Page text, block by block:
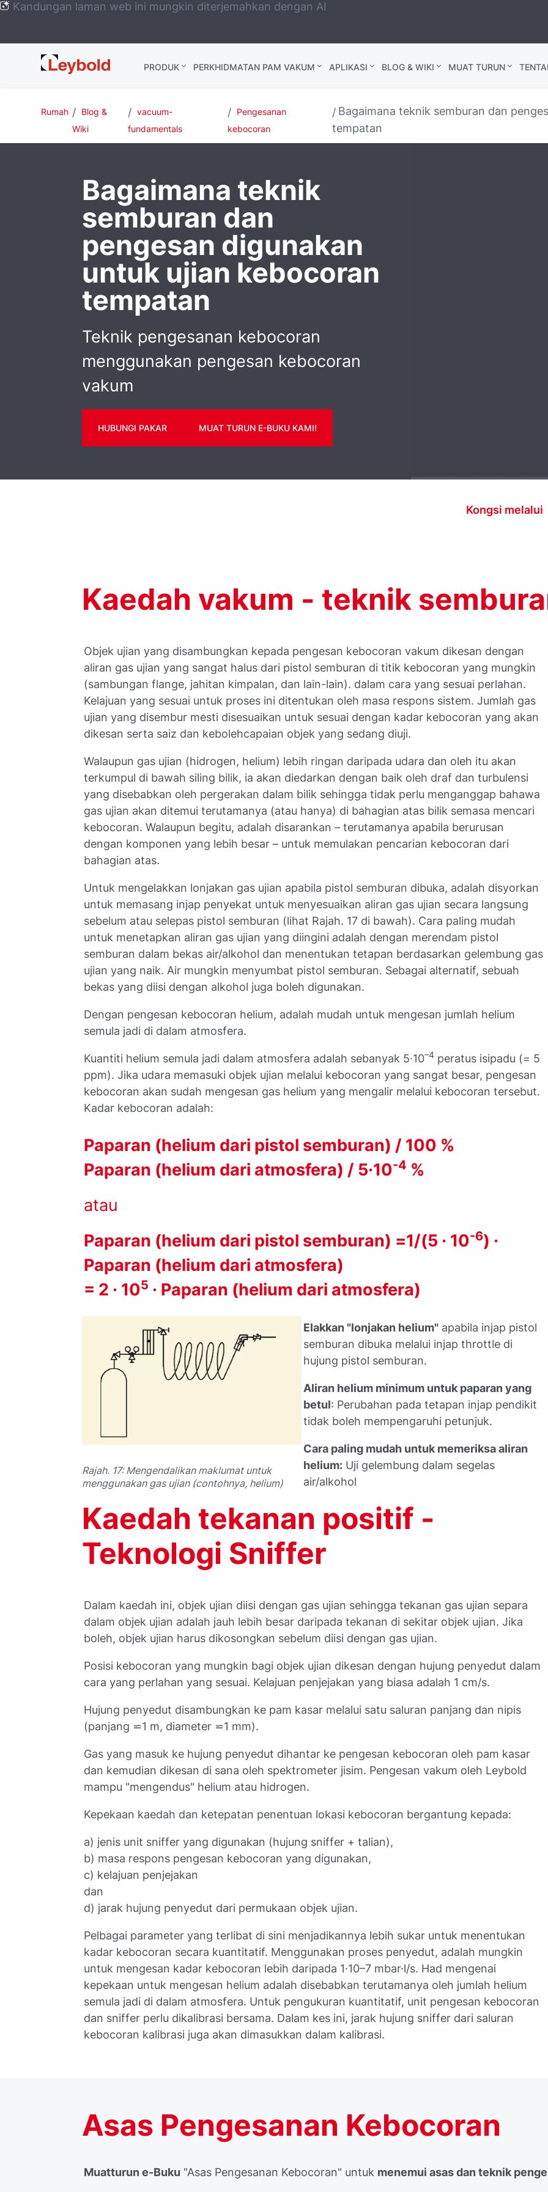
Kandungan laman web ini mungkin diterjemahkan dengan AI
Leybold
Global
PRODUK PERKHIDMATAN PAM VAKUM APLIKASI BLOG & WIKI MUAT TURUN
Rumah
Blog &
Wiki
vacuum-
fundamentals
Pengesanan
kebocoran
Bagaimana teknik semburan dan
tempatan
Bagaimana teknik
semburan dan
pengesan digunakan
untuk ujian kebocoran
tempatan
Teknik pengesanan kebocoran
menggunakan pengesan kebocoran
vakum
HUBUNGI PAKAR MUAT TURUN E-BUKU KAMI!
Kongsi melalui
Kaedah vakum - teknik
Objek ujian yang disambungkan kepada pengesan kebocoran vakum dikesan dengan
aliran gas ujian yang sangat halus dari pistol semburan di titik kebocoran yang mungkin
(sambungan flange, jahitan kimpalan, dan lain-lain). dalam cara yang sesuai perlahan.
Kelajuan yang sesuai untuk proses ini ditentukan oleh masa respons sistem. Jumlah gas
ujian yang disembur mesti disesuaikan untuk sesuai dengan kadar kebocoran yang akan
dikesan serta saiz dan kebolehcapaian objek yang sedang diuji.
Walaupun gas ujian (hidrogen, helium) lebih ringan daripada udara dan oleh itu akan
terkumpul di bawah siling bilik, ia akan diedarkan dengan baik oleh draf dan turbulensi
yang disebabkan oleh pergerakan dalam bilik sehingga tidak perlu menganggap bahawa
gas ujian akan ditemui terutamanya (atau hanya) di bahagian atas bilik semasa mencari
kebocoran. Walaupun begitu, adalah disarankan – terutamanya apabila berurusan
dengan komponen yang lebih besar – untuk memulakan pencarian kebocoran dari
bahagian atas.
Untuk mengelakkan lonjakan gas ujian apabila pistol semburan dibuka, adalah disyorkan
untuk memasang injap penyekat untuk menyesuaikan aliran gas ujian secara langsung
sebelum atau selepas pistol semburan (lihat Rajah. 17 di bawah). Cara paling mudah
untuk menetapkan aliran gas ujian yang diingini adalah dengan merendam pistol
semburan dalam bekas air/alkohol dan menentukan tetapan berdasarkan gelembung gas
ujian yang naik. Air mungkin menyumbat pistol semburan. Sebagai alternatif, sebuah
bekas yang diisi dengan alkohol juga boleh digunakan.
Dengan pengesan kebocoran helium, adalah mudah untuk mengesan jumlah helium
semula jadi di dalam atmosfera.
Kuantiti helium semula jadi dalam atmosfera adalah sebanyak 5·10–4 peratus isipadu (= 5
ppm). Jika udara memasuki objek ujian melalui kebocoran yang sangat besar, pengesan
kebocoran akan sudah mengesan gas helium yang mengalir melalui kebocoran tersebut.
Kadar kebocoran adalah:
Paparan (helium dari pistol semburan) / 100 %
Paparan (helium dari atmosfera) / 5·10-4 %
atau
Paparan (helium dari pistol semburan) =1/(5 · 10-6) ·
Paparan (helium dari atmosfera)
= 2 · 105 · Paparan (helium dari atmosfera)
Rajah. 17: Mengendalikan maklumat untuk
menggunakan gas ujian (contohnya, helium)
Elakkan "lonjakan helium"apabila injap pistol
semburan dibuka melalui injap throttle di
hujung pistol semburan.
Aliran helium minimum untuk paparan yang
betul: Perubahan pada tetapan injap pendikit
tidak boleh mempengaruhi petunjuk.
Cara paling mudah untuk memeriksa aliran
helium:Uji gelembung dalam segelas
air/alkohol
Kaedah tekanan positif -
Teknologi Sniffer
Dalam kaedah ini, objek ujian diisi dengan gas ujian sehingga tekanan gas ujian separa
dalam objek ujian adalah jauh lebih besar daripada tekanan di sekitar objek ujian. Jika
boleh, objek ujian harus dikosongkan sebelum diisi dengan gas ujian.
Posisi kebocoran yang mungkin bagi objek ujian dikesan dengan hujung penyedut dalam
cara yang perlahan yang sesuai. Kelajuan penjejakan yang biasa adalah 1 cm/s.
Hujung penyedut disambungkan ke pam kasar melalui satu saluran panjang dan nipis
(panjang ⋍1 m, diameter ⋍1 mm).
Gas yang masuk ke hujung penyedut dihantar ke pengesan kebocoran oleh pam kasar
dan kemudian dikesan di sana oleh spektrometer jisim. Pengesan vakum oleh Leybold
mampu "mengendus" helium atau hidrogen.
Kepekaan kaedah dan ketepatan penentuan lokasi kebocoran bergantung kepada:
a) jenis unit sniffer yang digunakan (hujung sniffer + talian),
b) masa respons pengesan kebocoran yang digunakan,
c) kelajuan penjejakan
dan
d) jarak hujung penyedut dari permukaan objek ujian.
Pelbagai parameter yang terlibat di sini menjadikannya lebih sukar untuk menentukan
kadar kebocoran secara kuantitatif. Menggunakan proses penyedut, adalah mungkin
untuk mengesan kadar kebocoran lebih daripada 1·10–7 mbar·l/s. Had mengenai
kepekaan untuk mengesan helium adalah disebabkan terutamanya oleh jumlah helium
semula jadi di dalam atmosfera. Untuk pengukuran kuantitatif, unit pengesan kebocoran
dan sniffer perlu dikalibrasi bersama. Dalam kes ini, jarak hujung sniffer dari saluran
kebocoran kalibrasi juga akan dimasukkan dalam kalibrasi.
Asas Pengesanan Kebocoran
Muatturun e-Buku "Asas Pengesanan Kebocoran" untuk menemui asas dan teknik